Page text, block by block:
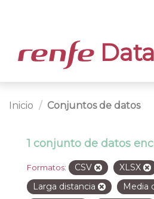
Data
Inicio Conjuntos de datos
1 conjunto de datos
Formatos: CSV XLSX
Larga distancia
Media